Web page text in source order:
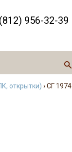
956-32-39
открытки) › СГ 1974